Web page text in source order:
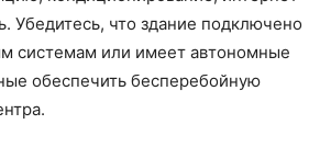
Убедитесь, что здание подключено
системам или имеет автономные
обеспечить бесперебойную